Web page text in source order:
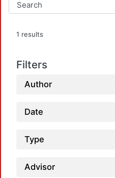
1 results
Filters
Author
Date
Type
Advisor